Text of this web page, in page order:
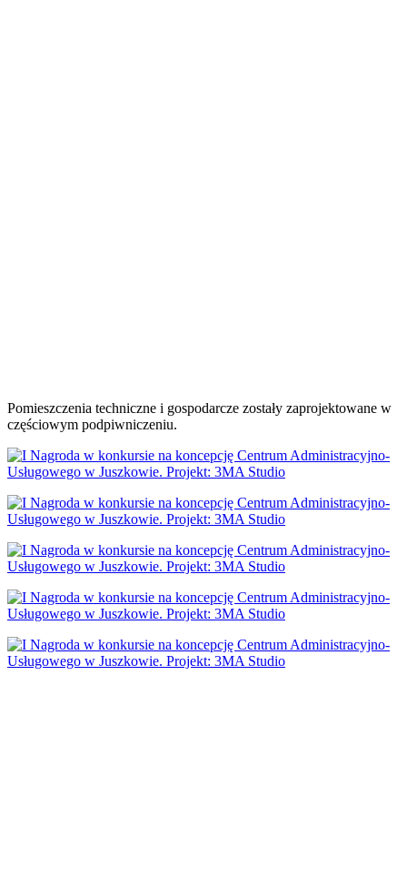
Pomieszczenia techniczne i gospodarcze zostały zaprojektowane w
częściowym podpiwniczeniu.